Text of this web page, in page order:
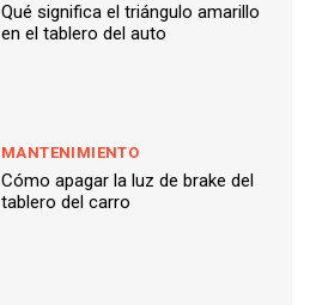
Qué significa el triángulo amarillo
en el tablero del auto
MANTENIMIENTO
Cómo apagar la luz de brake del
tablero del carro